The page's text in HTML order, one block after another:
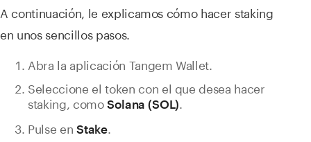
A continuación, le explicamos cómo hacer staking
en unos sencillos pasos.
Abra la aplicación Tangem Wallet.
Seleccione el token con el que desea hacer
staking, comoSolana (SOL)
Pulse en Stake